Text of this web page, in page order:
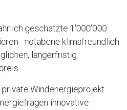
geschätzte 1'000'000
- notabene klimafreundlich
längerfristig
Windenergieprojekt
innovative